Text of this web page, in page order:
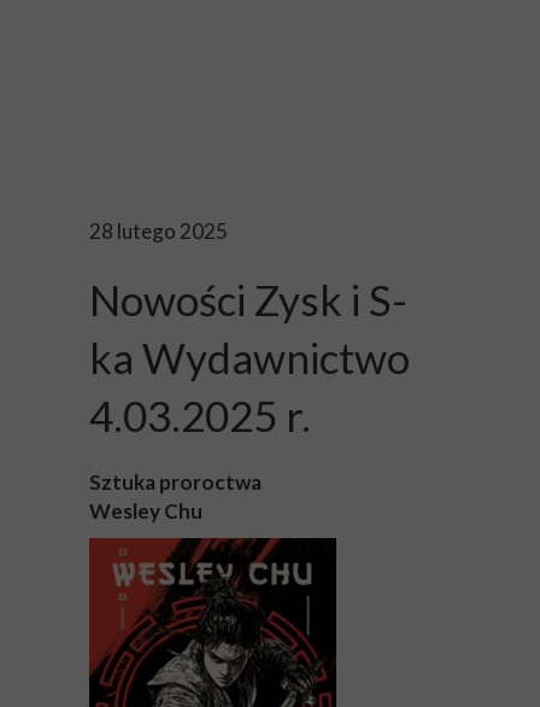
28 lutego 2025
Nowości Zysk i S-
ka Wydawnictwo
4.03.2025 r.
Sztuka proroctwa
Wesley Chu